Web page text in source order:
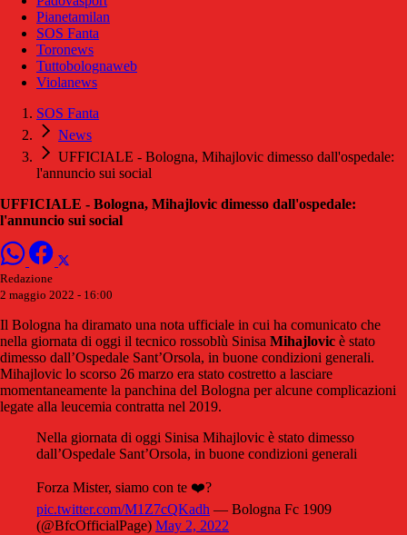
Pianetamilan
SOS Fanta
Toronews
Tuttobolognaweb
Violanews
SOS Fanta
News
UFFICIALE - Bologna, Mihajlovic dimesso dall'ospedale:
l'annuncio sui social
UFFICIALE - Bologna, Mihajlovic dimesso dall'ospedale:
l'annuncio sui social
Redazione
2 maggio 2022 - 16:00
Il Bologna ha diramato una nota ufficiale in cui ha comunicato che
nella giornata di oggi il tecnico rossoblù Sinisa Mihajlovic è stato
dimesso dall’Ospedale Sant’Orsola, in buone condizioni generali.
Mihajlovic lo scorso 26 marzo era stato costretto a lasciare
momentaneamente la panchina del Bologna per alcune complicazioni
legate alla leucemia contratta nel 2019.
Nella giornata di oggi Sinisa Mihajlovic è stato dimesso
dall’Ospedale Sant’Orsola, in buone condizioni generali
Forza Mister, siamo con te ❤️?
pic.twitter.com/M1Z7cQKadh — Bologna Fc 1909
(@BfcOfficialPage) May 2, 2022